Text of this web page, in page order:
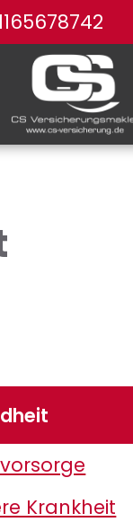
Krankheit